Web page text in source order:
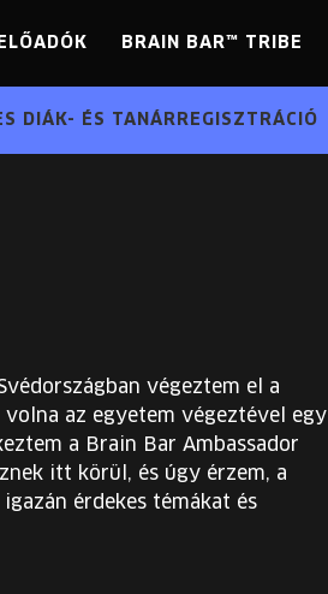
BRAIN BAR™ TRIBE
DIÁK- ÉS TANÁRREGISZTRÁCIÓ
végeztem el a
az egyetem végeztével egy
a Brain Bar Ambassador
itt körül, és úgy érzem, a
érdekes témákat és